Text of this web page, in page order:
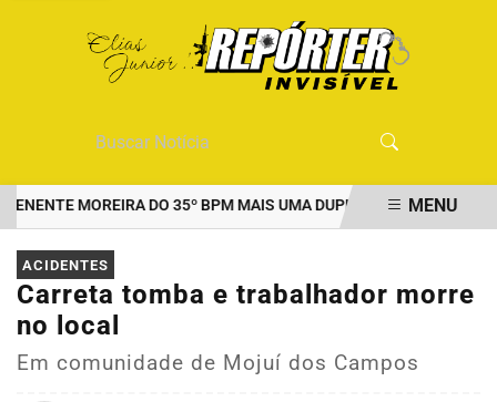
MOREIRA DO 35º BPM MAIS UMA DUPLA PRESA POR TRÁFICO
EM ALTA
MENU
ACIDENTES
Carreta tomba e trabalhador morre
no local
Em comunidade de Mojuí dos Campos